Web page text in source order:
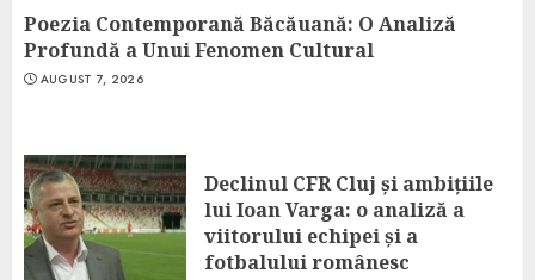
Poezia Contemporană Băcăuană: O Analiză
Profundă a Unui Fenomen Cultural
AUGUST 7, 2026
Declinul CFR Cluj și ambițiile
lui Ioan Varga: o analiză a
viitorului echipei și a
fotbalului românesc